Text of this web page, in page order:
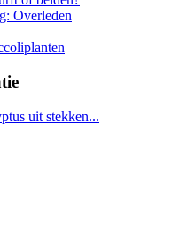
Overleden
uit stekken...